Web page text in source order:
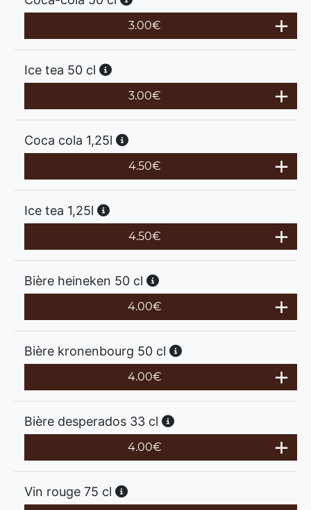
3.00€
Ice tea 50 cl
3.00€
Coca cola 1,25l
4.50€
Ice tea 1,25l
4.50€
Bière heineken 50 cl
4.00€
Bière kronenbourg 50 cl
4.00€
Bière desperados 33 cl
4.00€
Vin rouge 75 cl